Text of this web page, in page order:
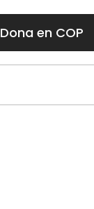
Dona en COP